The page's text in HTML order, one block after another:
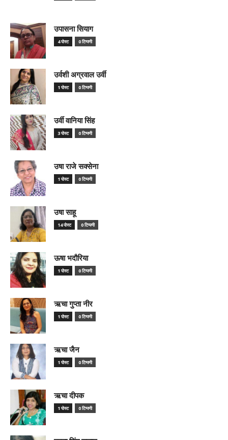
उपासना सियाग
4 पोस्ट 0 टिप्पणी
उर्वशी अग्रवाल उर्वी
1 पोस्ट 0 टिप्पणी
उर्वी वानिया सिंह
3 पोस्ट 0 टिप्पणी
उषा राजे सक्सेना
1 पोस्ट 0 टिप्पणी
उषा साहू
14 पोस्ट 0 टिप्पणी
ऊषा भदौरिया
1 पोस्ट 0 टिप्पणी
ऋचा गुप्ता नीर
1 पोस्ट 0 टिप्पणी
ऋचा जैन
1 पोस्ट 0 टिप्पणी
ऋचा दीपक
1 पोस्ट 0 टिप्पणी